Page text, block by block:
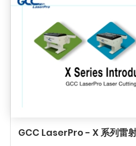
GCC LaserPro - X 系列雷